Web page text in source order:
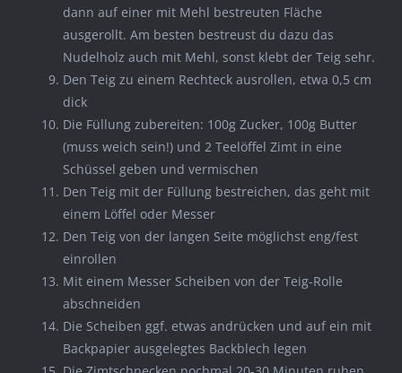
dann auf einer mit Mehl bestreuten Fläche
ausgerollt. Am besten bestreust du dazu das
Nudelholz auch mit Mehl, sonst klebt der Teig sehr.
Den Teig zu einem Rechteck ausrollen, etwa 0,5 cm
dick
Die Füllung zubereiten: 100g Zucker, 100g Butter
(muss weich sein!) und 2 Teelöffel Zimt in eine
Schüssel geben und vermischen
Den Teig mit der Füllung bestreichen, das geht mit
einem Löffel oder Messer
Den Teig von der langen Seite möglichst eng/fest
einrollen
Mit einem Messer Scheiben von der Teig-Rolle
abschneiden
Die Scheiben ggf. etwas andrücken und auf ein mit
Backpapier ausgelegtes Backblech legen